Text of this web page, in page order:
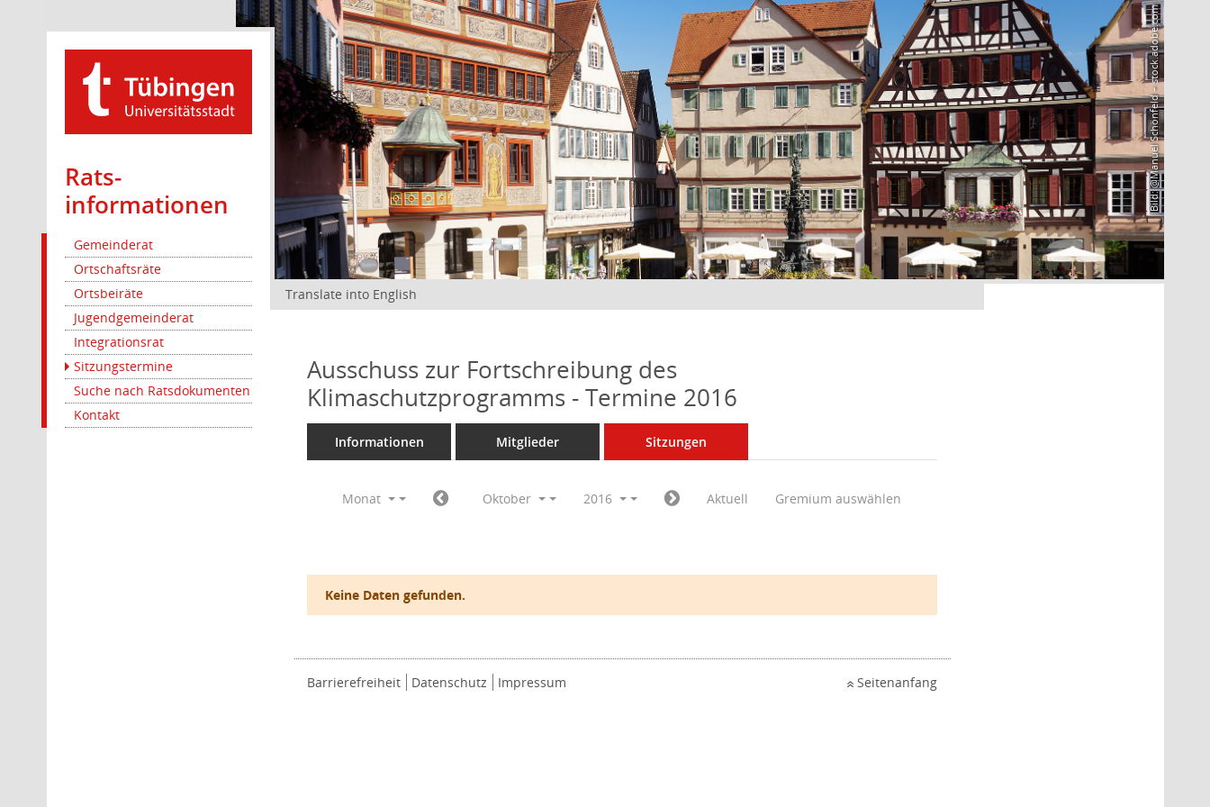
Rats­
informationen
Gemeinderat
Ortschaftsräte
Ortsbeiräte
Jugendgemeinderat
Integrationsrat
Sitzungstermine
Suche nach Ratsdokumenten
Kontakt
Bild: @Manuel Schönfeld – stock.adobe.com
Translate into English
Ausschuss zur Fortschreibung des
Klimaschutzprogramms - Termine 2016
Informationen Mitglieder Sitzungen
Monat Oktober 2016 Aktuell Gremium auswählen
Keine Daten gefunden.
Barrierefreiheit Datenschutz Impressum Seitenanfang